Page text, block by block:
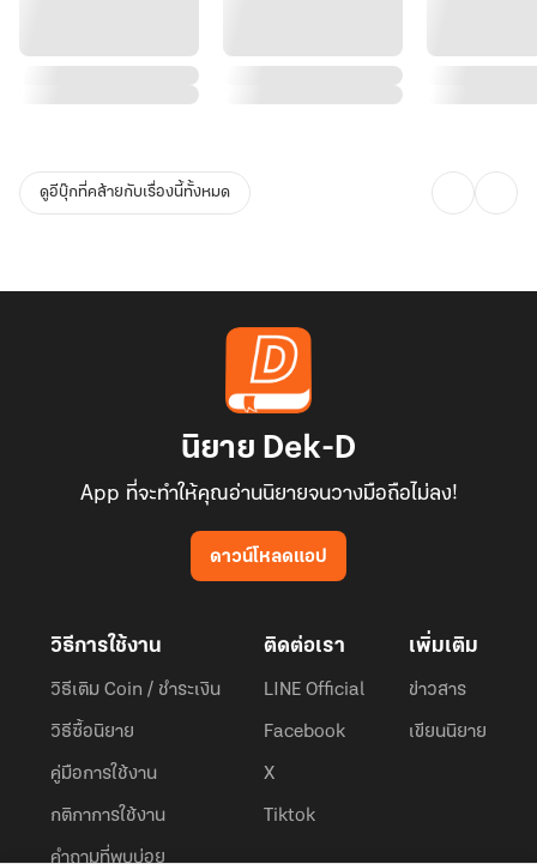
ดูอีบุ๊กที่คล้ายกับเรื่องนี้ทั้งหมด
นิยาย Dek-D
App ที่จะทำให้คุณอ่านนิยายจนวางมือถือไม่ลง!
ดาวน์โหลดแอป
วิธีการใช้งาน
วิธีเติม Coin / ชำระเงิน
วิธีซื้อนิยาย
คู่มือการใช้งาน
กติกาการใช้งาน
คำถามที่พบบ่อย
ติดต่อเรา
LINE Official
Facebook
X
Tiktok
เพิ่มเติม
ข่าวสาร
เขียนนิยาย